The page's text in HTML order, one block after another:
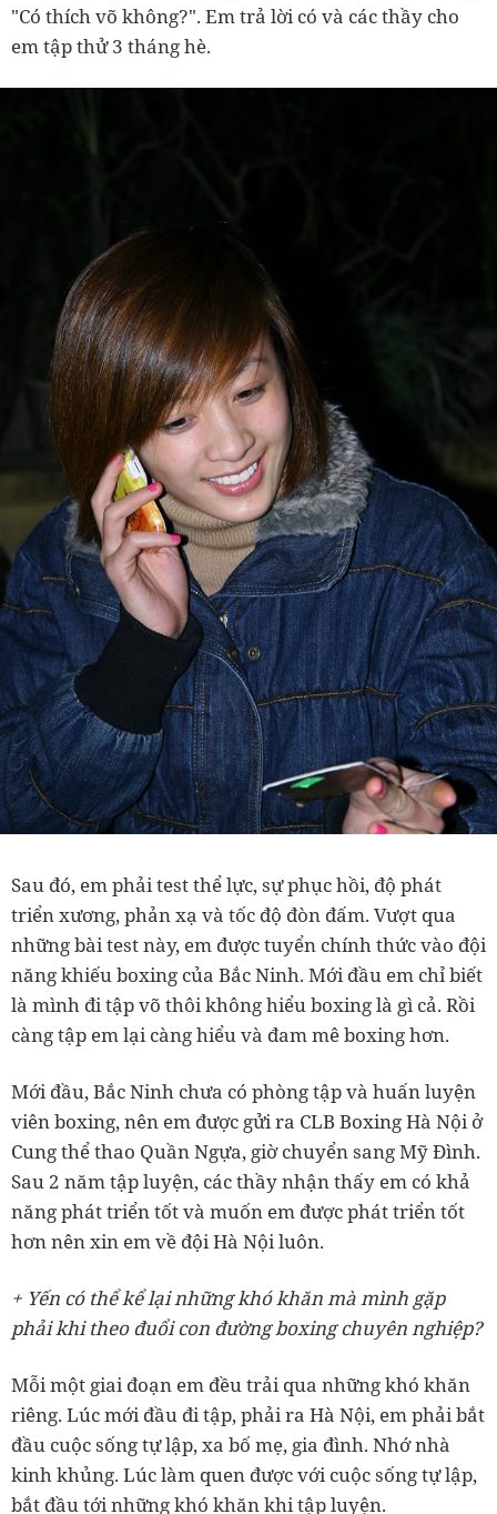
"Có thích võ không?". Em trả lời có và các thầy cho
em tập thử 3 tháng hè.
Sau đó, em phải test thể lực, sự phục hồi, độ phát
triển xương, phản xạ và tốc độ đòn đấm. Vượt qua
những bài test này, em được tuyển chính thức vào đội
năng khiếu boxing của Bắc Ninh. Mới đầu em chỉ biết
là mình đi tập võ thôi không hiểu boxing là gì cả. Rồi
càng tập em lại càng hiểu và đam mê boxing hơn.
Mới đầu, Bắc Ninh chưa có phòng tập và huấn luyện
viên boxing, nên em được gửi ra CLB Boxing Hà Nội ở
Cung thể thao Quần Ngựa, giờ chuyển sang Mỹ Đình.
Sau 2 năm tập luyện, các thầy nhận thấy em có khả
năng phát triển tốt và muốn em được phát triển tốt
hơn nên xin em về đội Hà Nội luôn.
+ Yến có thể kể lại những khó khăn mà mình gặp
phải khi theo đuổi con đường boxing chuyên nghiệp?
Mỗi một giai đoạn em đều trải qua những khó khăn
riêng. Lúc mới đầu đi tập, phải ra Hà Nội, em phải bắt
đầu cuộc sống tự lập, xa bố mẹ, gia đình. Nhớ nhà
kinh khủng. Lúc làm quen được với cuộc sống tự lập,
bắt đầu tới những khó khăn khi tập luyện.